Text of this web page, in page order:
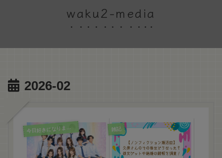
waku2-media
2026-02
今
日好きになりました 雑記